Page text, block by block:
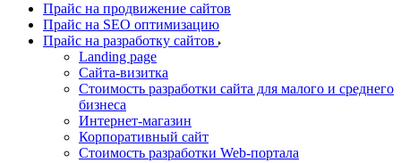
Прайс на продвижение сайтов
Прайс на SEO оптимизацию
Прайс на разработку сайтов
Landing page
Cайта-визитка
Стоимость разработки сайта для малого и среднего
бизнеса
Интернет-магазин
Корпоративный сайт
Стоимость разработки Web-портала